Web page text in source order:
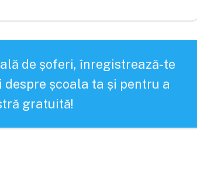
de șoferi, înregistrează-te
școala ta și pentru a
gratuită!